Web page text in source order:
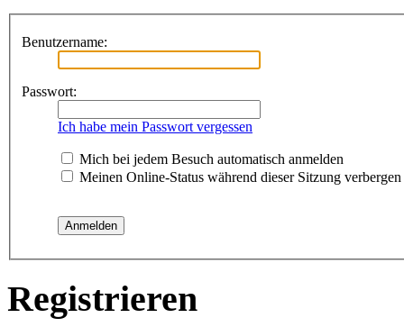
Benutzername:
Passwort:
Ich habe mein Passwort vergessen
Mich bei jedem Besuch automatisch anmelden
Meinen Online-Status während dieser Sitzung verbergen
Registrieren